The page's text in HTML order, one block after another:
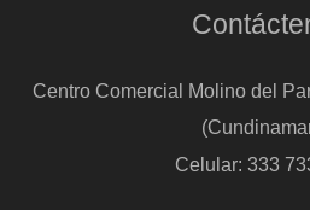
Centro Comercial Molino del
Celular: 333